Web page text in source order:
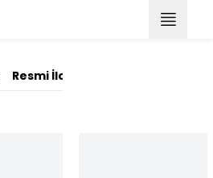
Resmi İlanlar